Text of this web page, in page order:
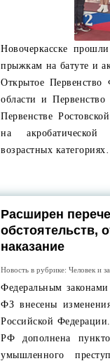
Новочеркасске
прыжкам на батуте и
Открытое Первенство
области и
Первенстве
на
возрастных
Расширен
обстоятельств,
наказание
Новость в рубрике:Человек и
Федеральным
ФЗ внесены
Российской
РФ дополнена
умышленного